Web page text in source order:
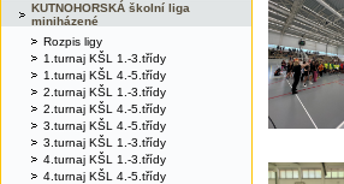
KUTNOHORSKÁ školní liga
miniházené
Rozpis ligy
1.turnaj KŠL 1.-3.třídy
1.turnaj KŠL 4.-5.třídy
2.turnaj KŠL 1.-3.třídy
2.turnaj KŠL 4.-5.třídy
3.turnaj KŠL 4.-5.třídy
3.turnaj KŠL 1.-3.třídy
4.turnaj KŠL 1.-3.třídy
4.turnaj KŠL 4.-5.třídy